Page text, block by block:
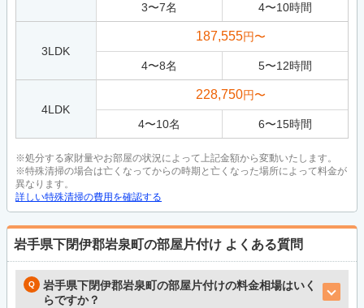
3〜7名 4〜10時間
3LDK
187,555円〜
4〜8名 5〜12時間
4LDK
228,750円〜
4〜10名 6〜15時間
※処分する家財量やお部屋の状況によって上記金額から変動いたします。
※特殊清掃の場合は亡くなってからの時期と亡くなった場所によって料金が
異なります。
詳しい特殊清掃の費用を確認する
岩手県下閉伊郡岩泉町の部屋片付け よくある質問
岩手県下閉伊郡岩泉町の部屋片付けの料金相場はいく
らですか？